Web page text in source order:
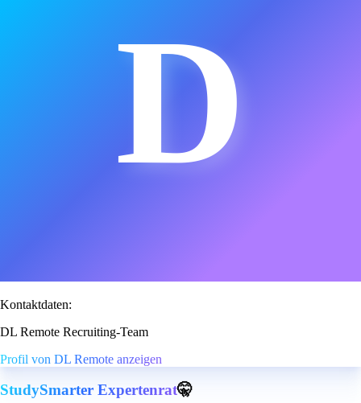
D
Kontaktdaten:
DL Remote Recruiting-Team
Profil von DL Remote anzeigen
StudySmarter Expertenrat🤫